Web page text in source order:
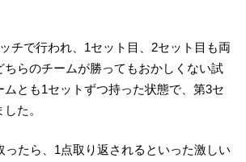
チで行われ、1セット目、2セット目も両
ちらのチームが勝ってもおかしくない試
とも1セットずつ持った状態で、第3セ
た。
ったら、1点取り返されるといった激しい